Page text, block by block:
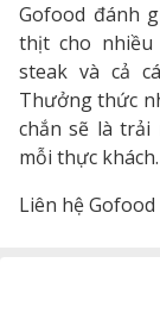
Gofood đánh
thịt cho
steak và cả
Thưởng thức
chắn sẽ là
mỗi thực khách.
Liên hệ